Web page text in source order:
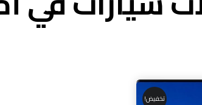
تخفيض!